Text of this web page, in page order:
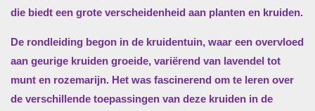
die biedt een grote verscheidenheid aan planten en kruiden.
De rondleiding begon in de kruidentuin, waar een overvloed
aan geurige kruiden groeide, variërend van lavendel tot
munt en rozemarijn. Het was fascinerend om te leren over
de verschillende toepassingen van deze kruiden in de